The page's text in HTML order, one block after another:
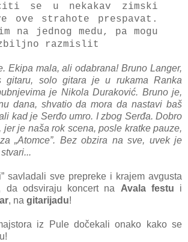
se u nekakav zimski
ove strahote prespavat.
na jednog medu, pa mogu
razmislit
Ekipa mala, ali odabrana! Bruno Langer,
gitaru, solo gitara je u rukama Ranka
je Nikola Duraković. Bruno je,
dana, shvatio da mora da nastavi baš
kad je Serđo umro. I zbog Serđa. Dobro
jer je naša rok scena, posle kratke pauze,
„Atomce”. Bez obzira na sve, uvek je
savladali sve prepreke i krajem avgusta
da odsviraju koncert na Avala festu i
, na gitarijadu!
iz Pule dočekali onako kako se